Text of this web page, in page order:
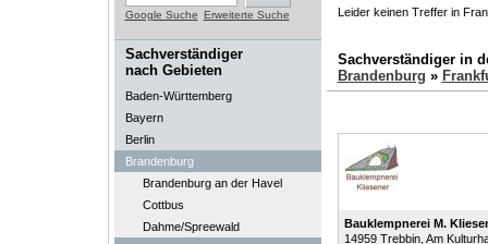
Google Suche Erweiterte Suche
Sachverständiger
nach Gebieten
Baden-Württemberg
Bayern
Berlin
Brandenburg
Brandenburg an der Havel
Cottbus
Dahme/Spreewald
Leider keinen Treffer in
Sachverständiger in
Brandenburg »
Bauklempnerei M.
14959 Trebbin, Am